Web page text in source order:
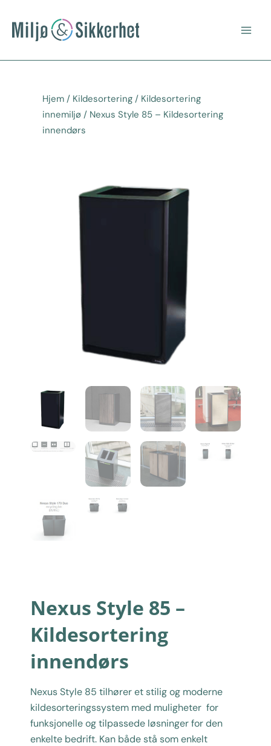
rett
Hjem / Kildesortering / Kildesortering
innemiljø / Nexus Style 85 – Kildesortering
innendørs
Nexus Style 85 –
Kildesortering
innendørs
Nexus Style 85 tilhører et stilig og moderne
kildesorteringssystem med muligheter for
funksjonelle og tilpassede løsninger for den
enkelte bedrift. Kan både stå som enkelt